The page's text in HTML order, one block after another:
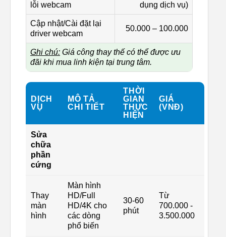
lỗi webcam
dụng dịch vụ)
Cập nhật/Cài đặt lại
driver webcam
50.000 – 100.000
Ghi chú: Giá công thay thế có thể được ưu
đãi khi mua linh kiện tại trung tâm.
DỊCH
VỤ
MÔ TẢ
CHI TIẾT
THỜI
GIAN
THỰC
HIỆN
GIÁ
(VNĐ)
Sửa
chữa
phần
cứng
Thay
màn
hình
Màn hình
HD/Full
HD/4K cho
các dòng
phổ biến
30-60
phút
Từ
700.000 -
3.500.000